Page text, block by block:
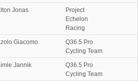
Jonas
Project
Echelon
Racing
Giacomo
Q36.5 Pro
Cycling Team
Jannik
Q36.5 Pro
Cycling Team